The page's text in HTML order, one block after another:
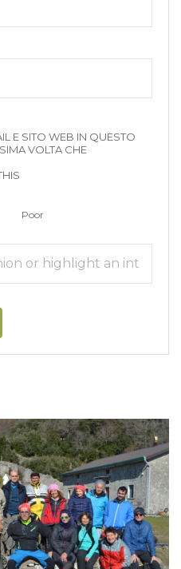
E SITO WEB IN QUESTO
VOLTA CHE
Poor